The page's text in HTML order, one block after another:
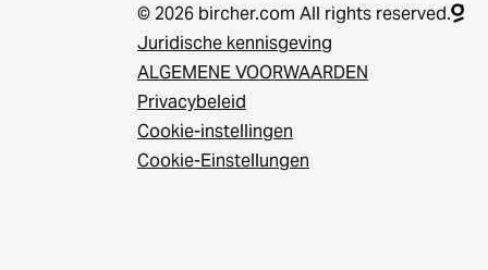
© 2026 bircher.com All rights reserved.
Juridische kennisgeving
ALGEMENE VOORWAARDEN
Privacybeleid
Cookie-instellingen
Cookie-Einstellungen